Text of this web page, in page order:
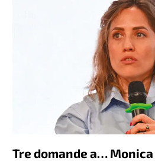
Tre domande a…